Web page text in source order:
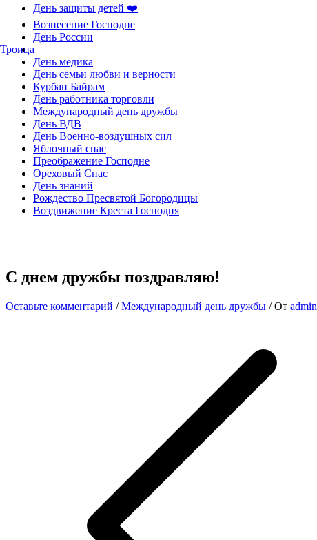
День защиты детей ❤️
Вознесение Господне
День России
Троица
День медика
День семьи любви и верности
Курбан Байрам
День работника торговли
Международный день дружбы
День ВДВ
День Военно-воздушных сил
Яблочный спас
Преображение Господне
Ореховый Спас
День знаний
Рождество Пресвятой Богородицы
Воздвижение Креста Господня
С днем дружбы поздравляю!
Оставьте комментарий /Международный день дружбы / От admin